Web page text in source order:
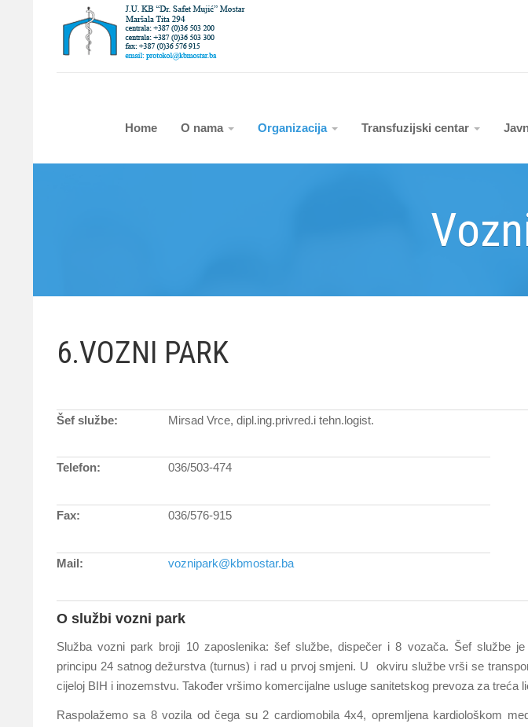
Home O nama Organizacija Transfuzijski centar
6.VOZNI PARK
Šef službe: Mirsad Vrce, dipl.ing.privred.i tehn.logist.
Telefon: 036/503-474
Fax: 036/576-915
Mail: voznipark@kbmostar.ba
O službi vozni park
Služba vozni park broji 10 zaposlenika: šef službe, dispečer i 8 vozača. Šef službe
principu 24 satnog dežurstva (turnus) i rad u prvoj smjeni. U okviru službe vrši se
cijeloj BIH i inozemstvu. Također vršimo komercijalne usluge sanitetskog prevoza za treća
Raspolažemo sa 8 vozila od čega su 2 cardiomobila 4x4, opremljena kardiološkom